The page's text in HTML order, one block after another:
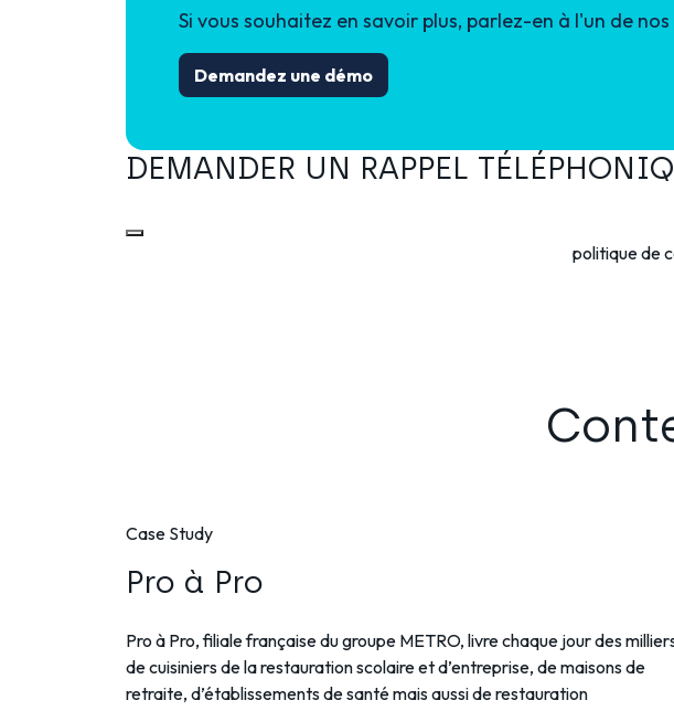
Si vous souhaitez en savoir plus, parlez-en à l'un de
Demandez une démo
DEMANDER UN RAPPEL
politique de
Case Study
Pro à Pro
Pro à Pro, filiale française du groupe METRO, livre chaque jour des
de cuisiniers de la restauration scolaire et d’entreprise, de maisons de
retraite, d’établissements de santé mais aussi de restauration